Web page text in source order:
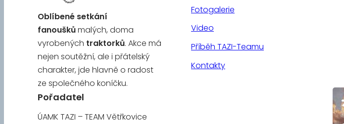
Oblíbené setkání
fanouškůmalých, doma
vyrobených traktorků. Akce má
nejen soutěžní, ale i přátelský
charakter, jde hlavně o radost
ze společného koníčku.
Pořadatel
ÚAMK TAZI – TEAM Větřkovice
Fotogalerie
Video
Příběh TAZI-Teamu
Kontakty